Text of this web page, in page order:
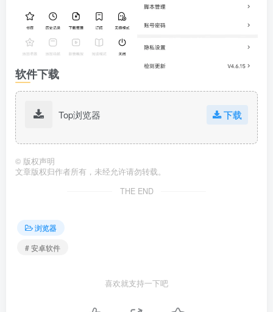
软件下载
Top浏览器 下载
© 版权声明
文章版权归作者所有，未经允许请勿转载。
THE END
浏览器
# 安卓软件
喜欢就支持一下吧